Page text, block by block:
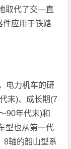
取代了交—直
件应用于铁路
电力机车的研
末)、成长期(7
90年代末)和
型也从第一代
8轴的韶山型系